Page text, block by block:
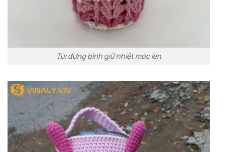
Túi đựng bình giữ nhiệt móc len